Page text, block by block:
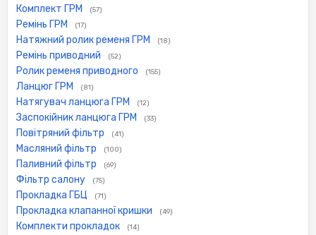
Комплект ГРМ (57)
Ремінь ГРМ (17)
Натяжний ролик ременя ГРМ (18)
Ремінь приводний (52)
Ролик ременя приводного (155)
Ланцюг ГРМ (81)
Натягувач ланцюга ГРМ (12)
Заспокійник ланцюга ГРМ (33)
Повітряний фільтр (41)
Масляний фільтр (100)
Паливний фільтр (69)
Фільтр салону (75)
Прокладка ГБЦ (71)
Прокладка клапанної кришки (49)
Комплекти прокладок (14)